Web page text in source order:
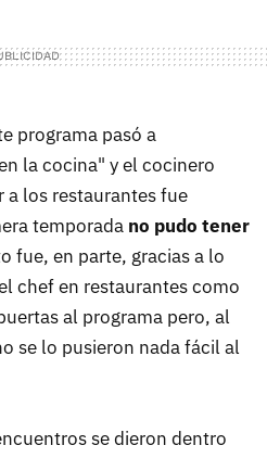
programa pasó a
la cocina" y el cocinero
a los restaurantes fue
temporada no pudo tener
fue, en parte, gracias a lo
chef en restaurantes como
al programa pero, al
se lo pusieron nada fácil al
se dieron dentro